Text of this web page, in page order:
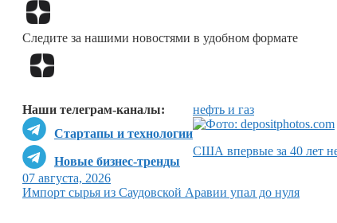
Следите за нашими новостями в удобном формате
Наши телеграм-каналы:
Стартапы и технологии
Новые бизнес-тренды
нефть и газ
США впервые за 40 лет
07 августа, 2026
Импорт сырья из Саудовской Аравии упал до нуля